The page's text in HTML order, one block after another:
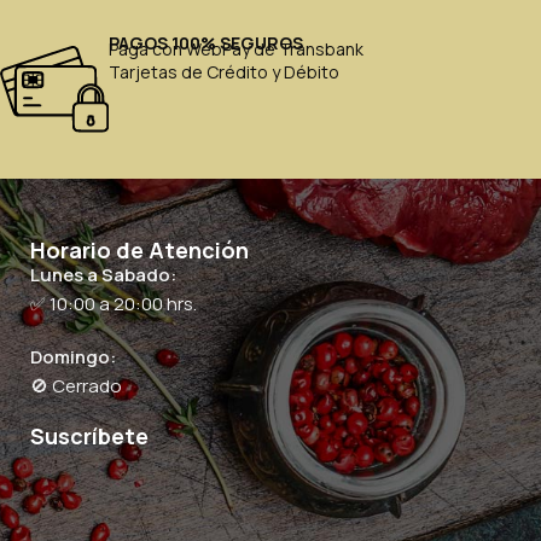
PAGOS 100% SEGUROS
Paga con WebPay de Transbank
Tarjetas de Crédito y Débito
Horario de Atención
Lunes a Sabado:
✅ 10:00 a 20:00 hrs.
Domingo:
🚫 Cerrado
Suscríbete